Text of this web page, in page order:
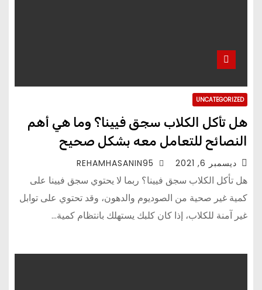
UNCATEGORIZED
هل تأكل الكلاب سجق فيينا؟ وما هي أهم
النصائح للتعامل معه بشكل صحيح
ديسمبر 6, 2021
هل تأكل الكلاب سجق فيينا؟ ربما لا يحتوي سجق فيينا على
كمية غير صحية من الصوديوم والدهون، وقد تحتوي على توابل
غير آمنة للكلاب، إذا كان كلبك يستهلك بانتظام كمية…